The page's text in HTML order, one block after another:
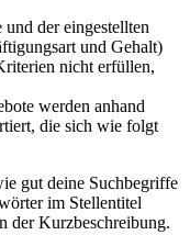
der eingestellten
und Gehalt)
nicht erfüllen,
werden anhand
die sich wie folgt
gut deine Suchbegriffe
im Stellentitel
der Kurzbeschreibung.